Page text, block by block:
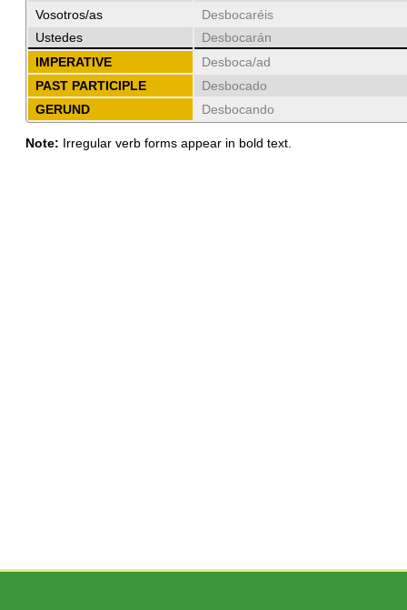
Vosotros/as
Desbocaréis
Ustedes
Desbocarán
IMPERATIVE
Desboca/ad
PAST PARTICIPLE
Desbocado
GERUND
Desbocando
Note: Irregular verb forms appear in bold text.